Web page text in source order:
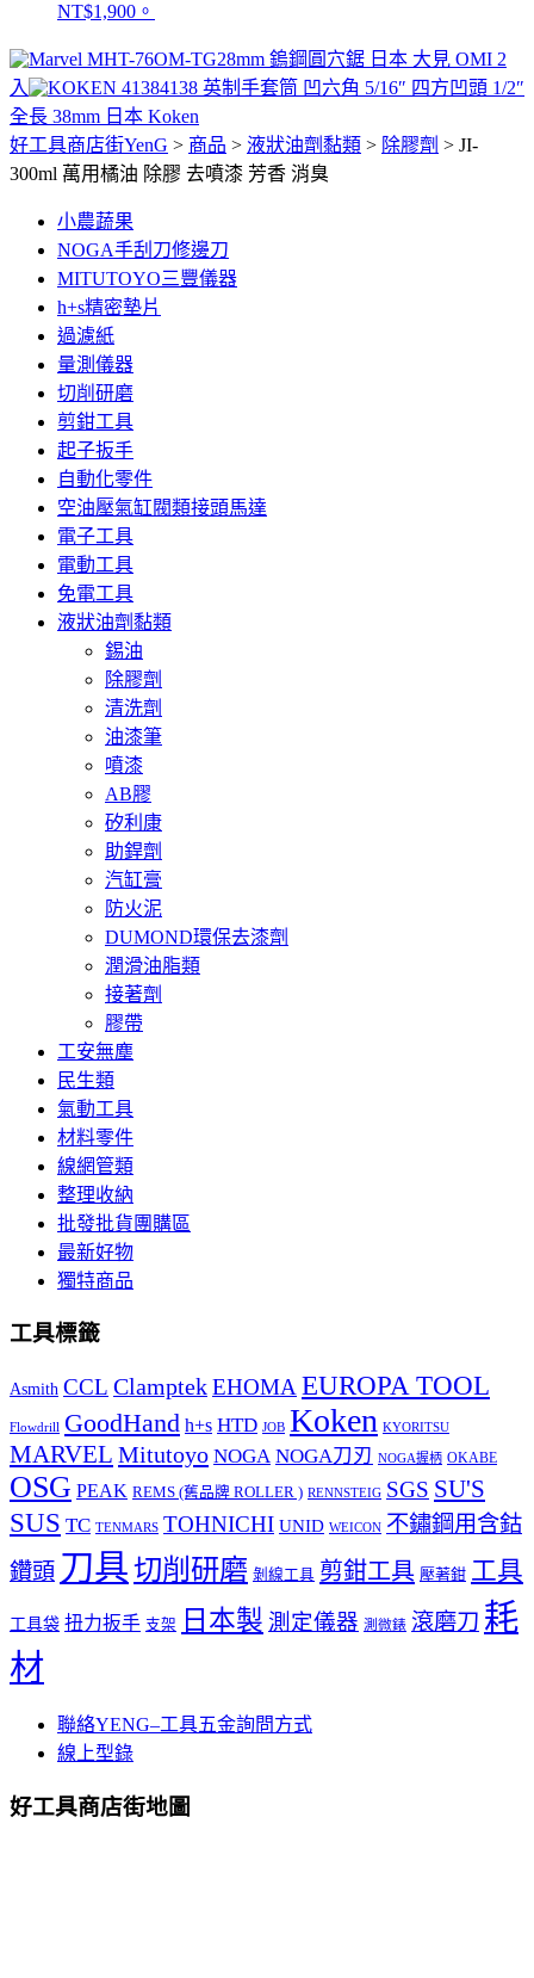
NT$1,900。
OM-TG28mm 鎢鋼圓穴鋸 日本 大見 OMI 2
入
4138 英制手套筒 凹六角 5/16″ 四方凹頭 1/2″
全長 38mm 日本 Koken
好工具商店街YenG > 商品 > 液狀油劑黏類 > 除膠劑 > JI-
300ml 萬用橘油 除膠 去噴漆 芳香 消臭
小農蔬果
NOGA手刮刀修邊刀
MITUTOYO三豐儀器
h+s精密墊片
過濾紙
量測儀器
切削研磨
剪鉗工具
起子扳手
自動化零件
空油壓氣缸閥類接頭馬達
電子工具
電動工具
免電工具
液狀油劑黏類
錫油
除膠劑
清洗劑
油漆筆
噴漆
AB膠
矽利康
助銲劑
汽缸膏
防火泥
DUMOND環保去漆劑
潤滑油脂類
接著劑
膠帶
工安無塵
民生類
氣動工具
材料零件
線網管類
整理收納
批發批貨團購區
最新好物
獨特商品
工具標籤
Asmith CCL ClamptekEHOMA EUROPA TOOL
Flowdrill GoodHand h+s HTD JOB Koken KYORITSU
MARVEL Mitutoyo NOGA NOGA刀刃 NOGA握柄 OKABE
OSG PEAK REMS (舊品牌 ROLLER ) RENNSTEIG SGS SU'S
SUS TC TENMARS TOHNICHI UNID WEICON 不鏽鋼用含鈷
鑽頭 刀具切削研磨 剝線工具 剪鉗工具 壓著鉗 工具
工具袋 扭力扳手 支架 日本製 測定儀器 測微錶 滾磨刀 耗
材
聯絡YENG–工具五金詢問方式
線上型錄
好工具商店街地圖